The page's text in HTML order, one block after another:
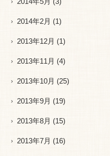
2014年2月 (1)
2013年12月 (1)
2013年11月 (4)
2013年10月 (25)
2013年9月 (19)
2013年8月 (15)
2013年7月 (16)